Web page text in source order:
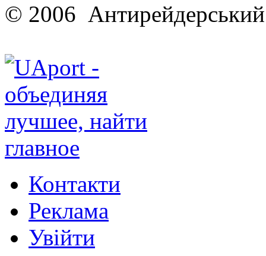
© 2006 Антирейдерський
Контакти
Реклама
Увійти